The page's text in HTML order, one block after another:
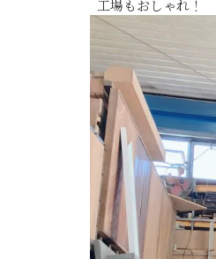
工場もおしゃれ！